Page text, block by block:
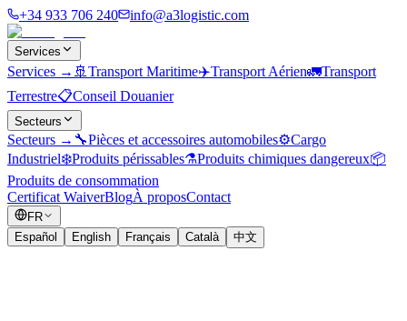
+34 933 706 240 info@a3logistic.com
Services
Services → 🚢 Transport Maritime✈️Transport Aérien🚛Transport
Terrestre📋Conseil Douanier
Secteurs
Secteurs → 🔧Pièces et accessoires automobiles⚙️Cargo
Industriel❄️Produits périssables⚗️Produits chimiques dangereux📦
Produits de consommation
Certificat WaiverBlogÀ proposContact
FR
Español
English Français Català 中文